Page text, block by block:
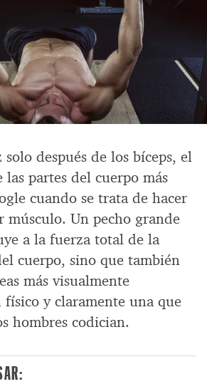
después de los bíceps, el
las partes del cuerpo más
cuando se trata de hacer
músculo. Un pecho grande
a la fuerza total de la
cuerpo, sino que también
más visualmente
y claramente una que
hombres codician.